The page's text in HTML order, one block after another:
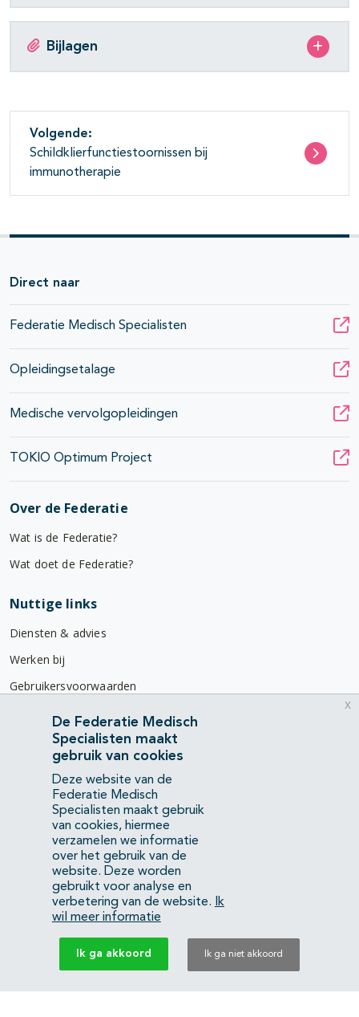
Bijlagen
Volgende:
Schildklierfunctiestoornissen bij
immunotherapie
Direct naar
Federatie Medisch Specialisten
Opleidingsetalage
Medische vervolgopleidingen
TOKIO Optimum Project
Over de Federatie
Wat is de Federatie?
Wat doet de Federatie?
Nuttige links
Diensten & advies
Werken bij
Gebruikersvoorwaarden
Privacyverklaring
Contact
Mercatorlaan 1200
3528 BL Utrecht
(088) 505 34 34
info@richtlijnendatabase.nl
YouTubeLinkedIn
KvK Federatie Medisch Specialisten:40483480
Privacyverklaring
De Federatie Medisch
Specialisten maakt
gebruik van cookies
Deze website van de
Federatie Medisch
Specialisten maakt gebruik
van cookies, hiermee
verzamelen we informatie
over het gebruik van de
website. Deze worden
gebruikt voor analyse en
verbetering van de website.
Ik
wil meer informatie
Ik ga akkoord Ik ga niet akkoord
x